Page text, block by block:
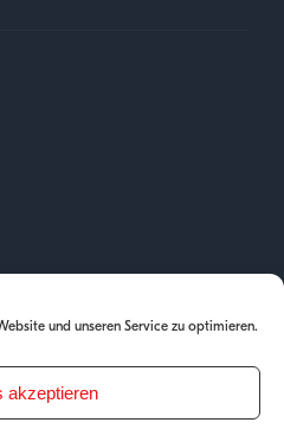
und unseren Service zu optimieren.
akzeptieren